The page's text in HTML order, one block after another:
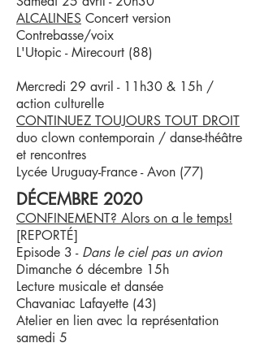
ALCALINES Concert version
Contrebasse/voix
L'Utopic - Mirecourt (88)
Mercredi 29 avril - 11h30 & 15h /
action culturelle
CONTINUEZ TOUJOURS TOUT DROIT
duo clown contemporain / danse-théâtre
et rencontres
Lycée Uruguay-France - Avon (77)
DÉCEMBRE 2020
CONFINEMENT? Alors on a le temps!
​[REPORTÉ]
Episode 3 - Dans le ciel pas un avion
Dimanche 6 décembre 15h
Lecture musicale et dansée
Chavaniac Lafayette (43)
Atelier en lien avec la représentation
samedi 5